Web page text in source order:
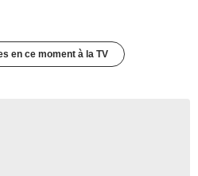
en ce moment à la TV